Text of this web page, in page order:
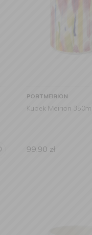
PORTMEIRION
Kubek Meirion
99,90 zł